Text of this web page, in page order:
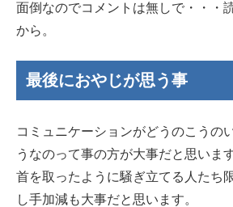
面倒なのでコメントは無しで・・・
から。
最後におやじが思う事
コミュニケーションがどうのこうの
うなのって事の方が大事だと思いま
首を取ったように騒ぎ立てる人たち
し手加減も大事だと思います。